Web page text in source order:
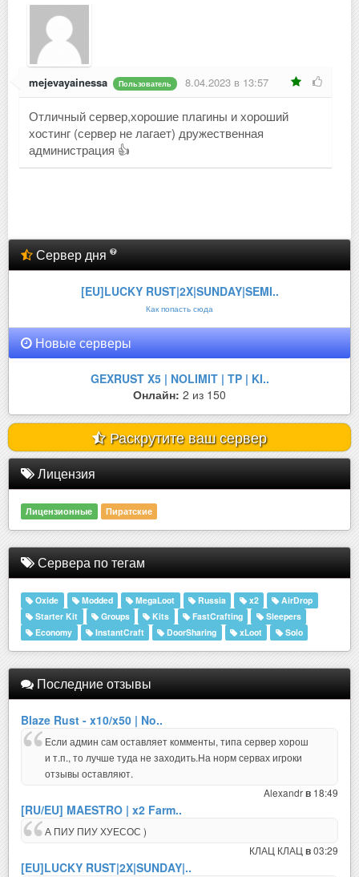
mejevayainessa Пользователь 8.04.2023 в 13:57
Отличный сервер,хорошие плагины и хороший
хостинг (сервер не лагает) дружественная
администрация 👍
Сервер дня
[EU]LUCKY RUST|2X|SUNDAY|SEMI..
Как попасть сюда
Новые серверы
GEXRUST X5 | NOLIMIT | TP | KI..
Онлайн: 2 из 150
Раскрутите ваш сервер
Лицензия
Лицензионные Пиратские
Сервера по тегам
Oxide Modded MegaLoot Russia x2
AirDrop
Starter Kit
Groups Kits FastCrafting
Sleepers
Economy
InstantCraft DoorSharing xLoot Solo
Последние отзывы
Blaze Rust - x10/x50 | No..
Если админ сам оставляет комменты, типа сервер хорош
и т.п., то лучше туда не заходить.На норм сервах игроки
отзывы оставляют.
Alexandrв 18:49
[RU/EU] MAESTRO | x2 Farm..
А ПИУ ПИУ ХУЕСОС )
КЛАЦ КЛАЦ в03:29
[EU]LUCKY RUST|2X|SUNDAY|..